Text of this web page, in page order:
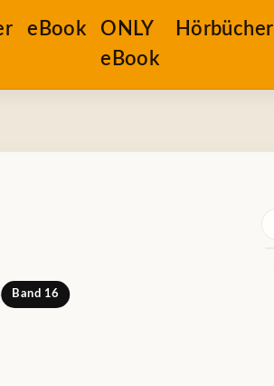
eBook
ONLY
eBook
Hörbücher
Band 16